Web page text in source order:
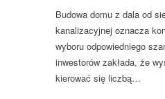
Budowa domu z dala od
kanalizacyjnej oznacza
wyboru odpowiedniego
inwestorów zakłada, że
kierować się liczbą…